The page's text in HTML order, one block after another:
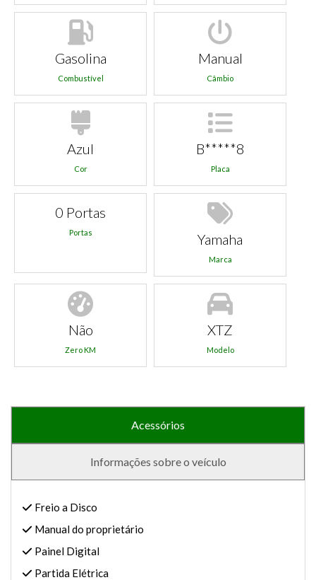
Gasolina
Combustível
Manual
Câmbio
Azul
Cor
B*****8
Placa
0 Portas
Portas Yamaha
Marca
Não
Zero KM
XTZ
Modelo
Acessórios
Informações sobre o veículo
Freio a Disco
Manual do proprietário
Painel Digital
Partida Elétrica